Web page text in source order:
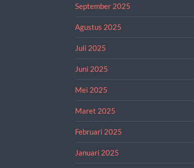
September 2025
Agustus 2025
Juli 2025
Juni 2025
Mei 2025
Maret 2025
Februari 2025
Januari 2025